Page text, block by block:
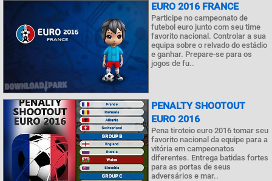
EURO 2016 FRANCE
Participe no campeonato de
futebol euro junto com seu time
favorito nacional. Controlar a sua
equipa sobre o relvado do estádio
e ganhar. Prepare-se para os
jogos de fu..
PENALTY SHOOTOUT
EURO 2016
Pena tiroteio euro 2016 tomar seu
favorito nacional da equipe para a
vitória em campeonatos
diferentes. Entrega batidas fortes
para as portas de seus
adversários e mar..